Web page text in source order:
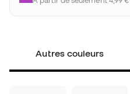
Autres couleurs